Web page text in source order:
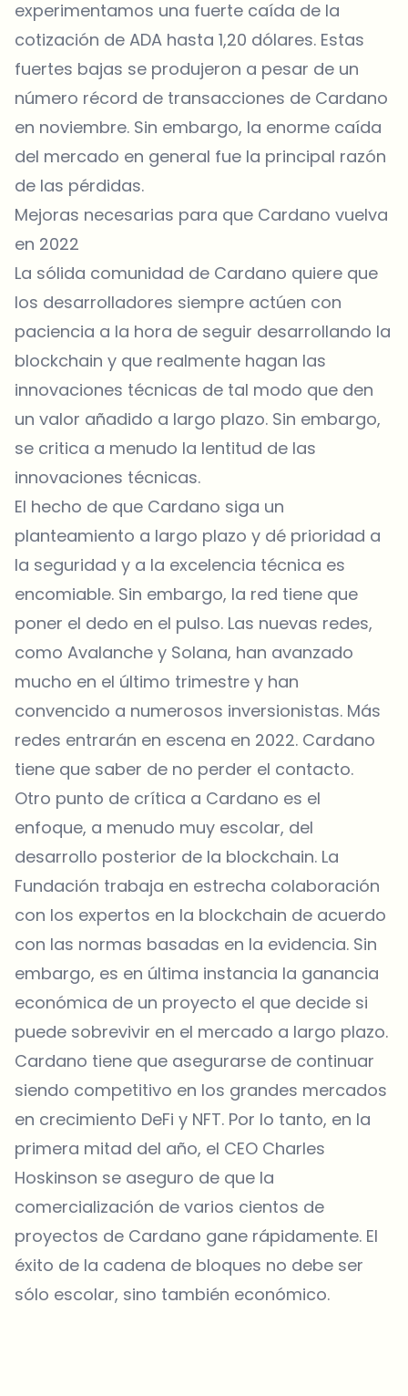
experimentamos una fuerte caída de la
cotización de ADA hasta 1,20 dólares. Estas
fuertes bajas se produjeron a pesar de un
número récord de transacciones de Cardano
en noviembre. Sin embargo, la enorme caída
del mercado en general fue la principal razón
de las pérdidas.
Mejoras necesarias para que Cardano vuelva
en 2022
La sólida comunidad de Cardano quiere que
los desarrolladores siempre actúen con
paciencia a la hora de seguir desarrollando la
blockchain y que realmente hagan las
innovaciones técnicas de tal modo que den
un valor añadido a largo plazo. Sin embargo,
se critica a menudo la lentitud de las
innovaciones técnicas.
El hecho de que Cardano siga un
planteamiento a largo plazo y dé prioridad a
la seguridad y a la excelencia técnica es
encomiable. Sin embargo, la red tiene que
poner el dedo en el pulso. Las nuevas redes,
como Avalanche y Solana, han avanzado
mucho en el último trimestre y han
convencido a numerosos inversionistas. Más
redes entrarán en escena en 2022. Cardano
tiene que saber de no perder el contacto.
Otro punto de crítica a Cardano es el
enfoque, a menudo muy escolar, del
desarrollo posterior de la blockchain. La
Fundación trabaja en estrecha colaboración
con los expertos en la blockchain de acuerdo
con las normas basadas en la evidencia. Sin
embargo, es en última instancia la ganancia
económica de un proyecto el que decide si
puede sobrevivir en el mercado a largo plazo.
Cardano tiene que asegurarse de continuar
siendo competitivo en los grandes mercados
en crecimiento DeFi y NFT. Por lo tanto, en la
primera mitad del año, el CEO Charles
Hoskinson se aseguro de que la
comercialización de varios cientos de
proyectos de Cardano gane rápidamente. El
éxito de la cadena de bloques no debe ser
sólo escolar, sino también económico.